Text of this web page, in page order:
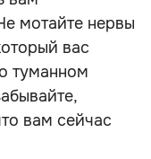
мотайте нервы
вас
туманном
вам сейчас